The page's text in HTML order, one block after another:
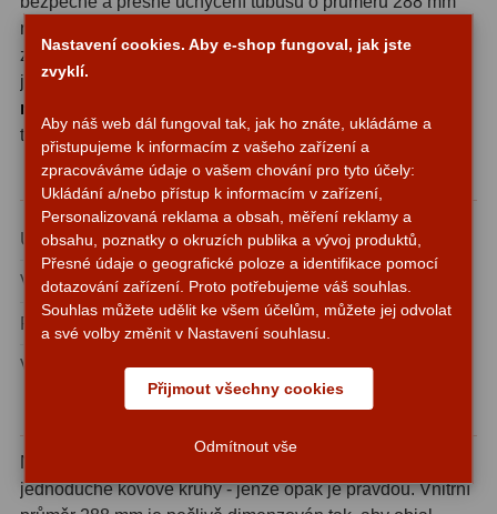
Adaptéry T2
Adaptéry M48
Filtry L-RGB7
Filtry Pass6
Filtry Block10
Filtry Clip5
Filtry CCD Hα, OIII7
Filtrová kola a rámy16
Rovnače a reduktory13
ADC, Tilting
na montáži. Sada obsahuje dva kusy, které společně
zajišťují stabilní a vyvážené uchycení tubusu bez
jakéhokoli vůle. Tato řešení jsou určena zejména pro
newtonský reflektor Sky-Watcher 250/1200
tubusy s odpovídajícím vnějším průměrem 288 mm.
Technické parametry
Určeno pro průměr tubusu 288 mm (10″)
Vnitřní průměr objímek 288 mm
Počet kusů v sadě 2
Výrobce Sky-Watcher
Proč jsou přesné tolerance tak důležité?
Na první pohled se může zdát, že objímky jsou jen
jednoduché kovové kruhy - jenže opak je pravdou. Vnitřní
Nastavení cookies. Aby e-shop fungoval, jak jste
zvyklí.
Aby náš web dál fungoval tak, jak ho znáte, ukládáme a
přistupujeme k informacím z vašeho zařízení a
zpracováváme údaje o vašem chování pro tyto účely:
Ukládání a/nebo přístup k informacím v zařízení,
Personalizovaná reklama a obsah, měření reklamy a
obsahu, poznatky o okruzích publika a vývoj produktů,
Přesné údaje o geografické poloze a identifikace pomocí
dotazování zařízení. Proto potřebujeme váš souhlas.
Souhlas můžete udělit ke všem účelům, můžete jej odvolat
a své volby změnit v Nastavení souhlasu.
Přijmout všechny cookies
Odmítnout vše